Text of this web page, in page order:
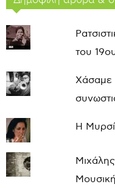
του
Χάσαμε
Η